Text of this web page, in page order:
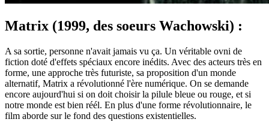
Matrix (1999, des soeurs Wachowski) :
A sa sortie, personne n'avait jamais vu ça. Un véritable ovni de
fiction doté d'effets spéciaux encore inédits. Avec des acteurs très en
forme, une approche très futuriste, sa proposition d'un monde
alternatif, Matrix a révolutionné l'ère numérique. On se demande
encore aujourd'hui si on doit choisir la pilule bleue ou rouge, et si
notre monde est bien réél. En plus d'une forme révolutionnaire, le
film aborde sur le fond des questions existentielles.